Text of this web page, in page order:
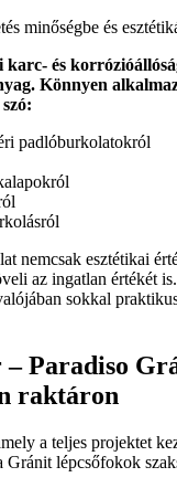
minőségbe és
és
Könnyen
padlóburkolatokról
nemcsak esztétikai
az ingatlan értékét
sokkal
– Paradiso
raktáron
a teljes projektet
Gránit lépcsőfokok